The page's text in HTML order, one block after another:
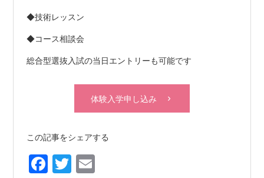
◆技術レッスン
◆コース相談会
総合型選抜入試の当日エントリーも可能です
体験入学申し込み
この記事をシェアする
Facebook
Twitter
Email